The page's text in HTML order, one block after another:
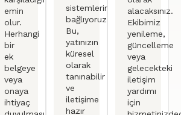
emin
olur.
Herhangi
bir
ek
belgeye
veya
onaya
ihtiyaç
sistemlerine
bağlıyoruz.
Bu,
yatınızın
küresel
olarak
tanınabilir
ve
iletişime
hazır
alacaksınız.
Ekibimiz
yenileme,
güncelleme
veya
gelecekteki
iletişim
yardımı
için